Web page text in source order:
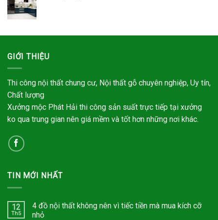
GIỚI THIỆU
Thi công nội thất chung cư, Nội thất gỗ chuyên nghiệp, Uy tín,
Chất lượng
Xưởng mộc Phát Hải thi công sản suất trực tiếp tại xưởng
ko qua trung gian nên giá mềm và tốt hơn những nơi khác.
TIN MỚI NHẤT
12
Th5
4 đồ nội thất không nên vì tiếc tiền mà mua kích cỡ
nhỏ